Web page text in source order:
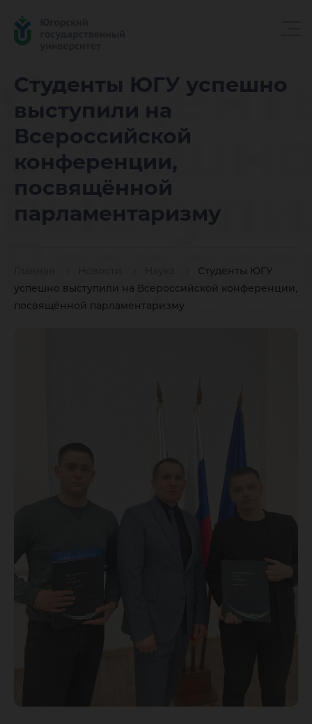
Студенты ЮГУ успешно
выступили на
Всероссийской
конференции,
посвящённой
парламентаризму
Студенты ЮГУ
успешно выступили на Всероссийской конференции,
посвящённой парламентаризму